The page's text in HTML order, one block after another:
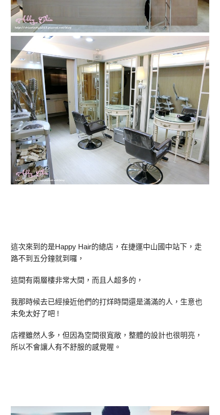
這次來到的是Happy Hair的總店，在捷運中山國中站下，走
路不到五分鐘就到囉，
這間有兩層樓非常大間，而且人超多的，
我那時候去已經接近他們的打烊時間還是滿滿的人，生意也
未免太好了吧 !
店裡雖然人多，但因為空間很寬敞，整體的設計也很明亮，
所以不會讓人有不舒服的感覺喔。